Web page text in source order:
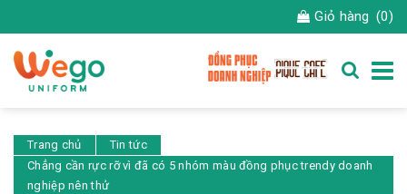
Giỏ hàng (0)
Trang chủ
Tin tức
Chẳng cần rực rỡ vì đã có 5 nhóm màu đồng phục trendy doanh
nghiệp nên thử